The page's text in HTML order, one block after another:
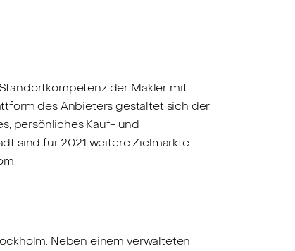
der Makler mit
des Anbieters gestaltet sich der
persönliches Kauf- und
sind für 2021 weitere Zielmärkte
Neben einem verwalteten